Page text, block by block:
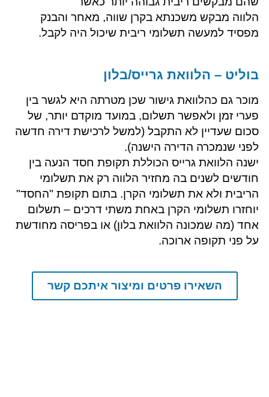
הלווה מבקש משכנתא בקרן שווה, מאחר והבנק
מפסיד למעשה תשלומי ריבית שיכול היה לקבל.
​בוליט – הלוואת גרייס/בלון
מוכר גם כהלוואת גישור שכן מטרתה היא לגשר בין
פערי זמן ולאפשר תשלום, במועד מוקדם יותר, של
סכום שעדיין לא התקבל (למשל לרכישת דירה חדשה
לפני שנמכרה הדירה הישנה).
ישנה הלוואת גרייס הכוללת תקופת חסד הנעה בין
חודשים לשנים בה מחזיר הלווה רק את תשלומי
הריבית ולא את תשלומי הקרן. בתום תקופת "החסד"
יוחזרו תשלומי הקרן באחת משתי דרכים – תשלום
אחד (מה שמכונה הלוואת בלון) או בפריסה מחודשת
על פני תקופה ארוכה.
השאירו פרטים ומיצור איתכם קשר